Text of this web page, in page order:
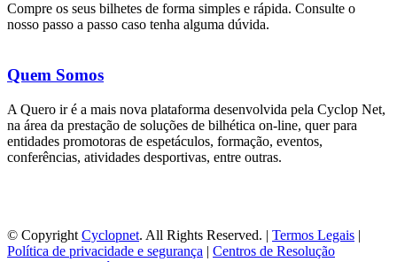
Compre os seus bilhetes de forma simples e rápida. Consulte o
nosso passo a passo caso tenha alguma dúvida.
Quem Somos
A Quero ir é a mais nova plataforma desenvolvida pela Cyclop Net,
na área da prestação de soluções de bilhética on-line, quer para
entidades promotoras de espetáculos, formação, eventos,
conferências, atividades desportivas, entre outras.
© Copyright Cyclopnet. All Rights Reserved. | Termos Legais |
Política de privacidade e segurança | Centros de Resolução